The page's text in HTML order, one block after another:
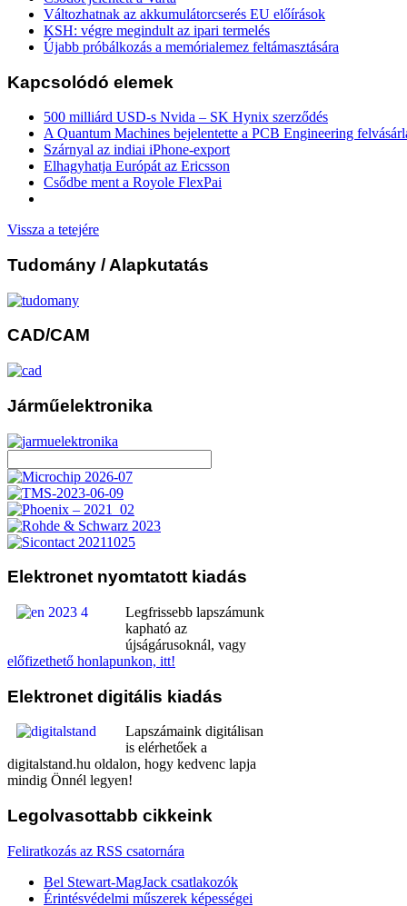
Változhatnak az akkumulátorcserés EU előírások
KSH: végre megindult az ipari termelés
Újabb próbálkozás a memórialemez feltámasztására
Kapcsolódó elemek
500 milliárd USD-s Nvida – SK Hynix szerződés
A Quantum Machines bejelentette a PCB Engineering
Szárnyal az indiai iPhone-export
Elhagyhatja Európát az Ericsson
Csődbe ment a Royole FlexPai
Vissza a tetejére
Tudomány / Alapkutatás
CAD/CAM
Járműelektronika
Elektronet nyomtatott kiadás
Legfrissebb lapszámunk
kapható az
újságárusoknál, vagy
előfizethető honlapunkon, itt!
Elektronet digitális kiadás
Lapszámaink digitálisan
is elérhetőek a
digitalstand.hu oldalon, hogy kedvenc lapja
mindig Önnél legyen!
Legolvasottabb cikkeink
Feliratkozás az RSS csatornára
Bel Stewart-MagJack csatlakozók
Érintésvédelmi műszerek képességei